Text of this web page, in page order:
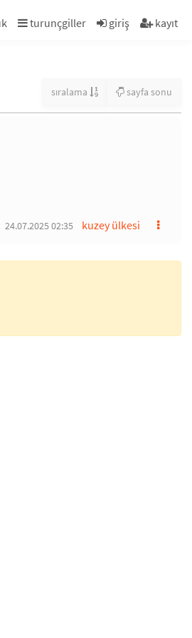
turunçgiller giriş kayıt
sıralama sayfa sonu
kuzey ülkesi
24.07.2025 02:35